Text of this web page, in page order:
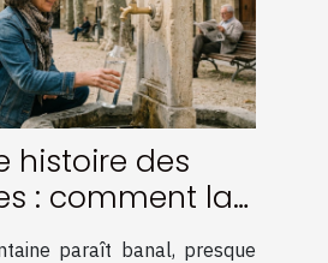
histoire des
: comment la
a tout changé
paraît banal, presque